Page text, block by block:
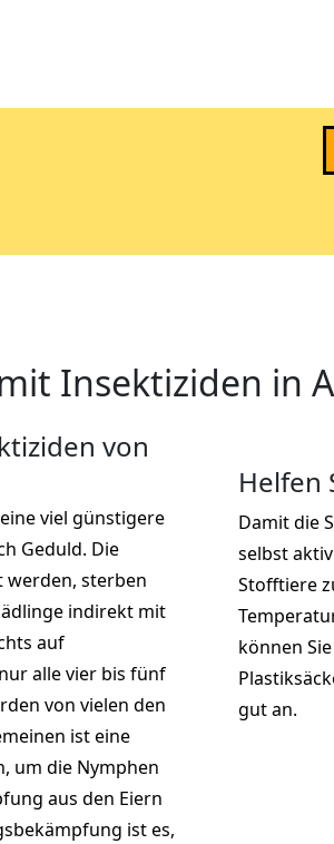
Insektiziden in
von
viel günstigere
Geduld. Die
werden, sterben
indirekt mit
auf
alle vier bis fünf
von vielen den
ist eine
um die Nymphen
aus den Eiern
ist es,
Helfen
Damit die
selbst
Stofftiere
können
gut an.